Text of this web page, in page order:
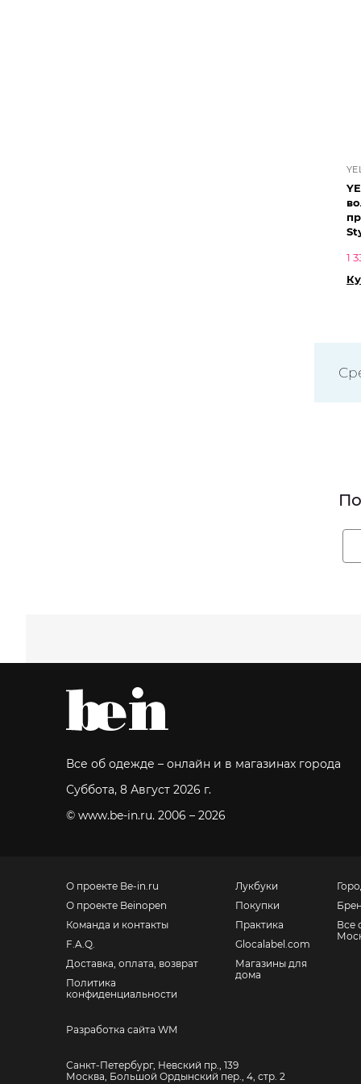
1
Все об одежде – онлайн и в магазинах города
Суббота, 8 Август 2026 г.
© www.be-in.ru. 2006 – 2026
О проекте Be-in.ru
О проекте Beinopen
Команда и контакты
F.A.Q.
Доставка, оплата, возврат
Политика
конфиденциальности
Лукбуки
Покупки
Практика
Glocalabel.com
Магазины для
дома
Все
Разработка сайта WM
Санкт-Петербург, Невский пр., 139
Москва, Большой Ордынский пер., 4, стр. 2